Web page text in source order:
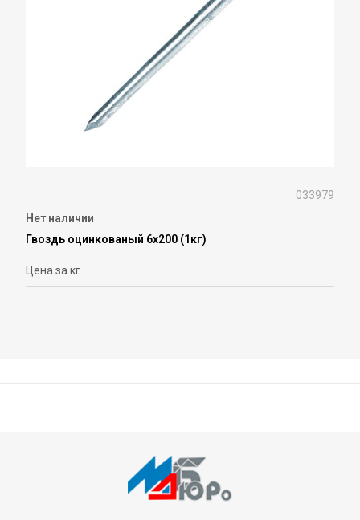
033979
Нет наличии
Гвоздь оцинкованый 6х200 (1кг)
Цена за кг